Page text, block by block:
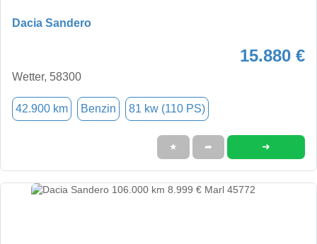
Dacia Sandero
15.880 €
Wetter, 58300
42.900 km Benzin 81 kw (110 PS)
★ ➦ ➜